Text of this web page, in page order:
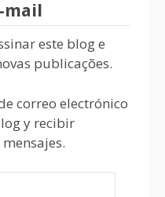
mail
este blog e
publicações.
correo electrónico
y recibir